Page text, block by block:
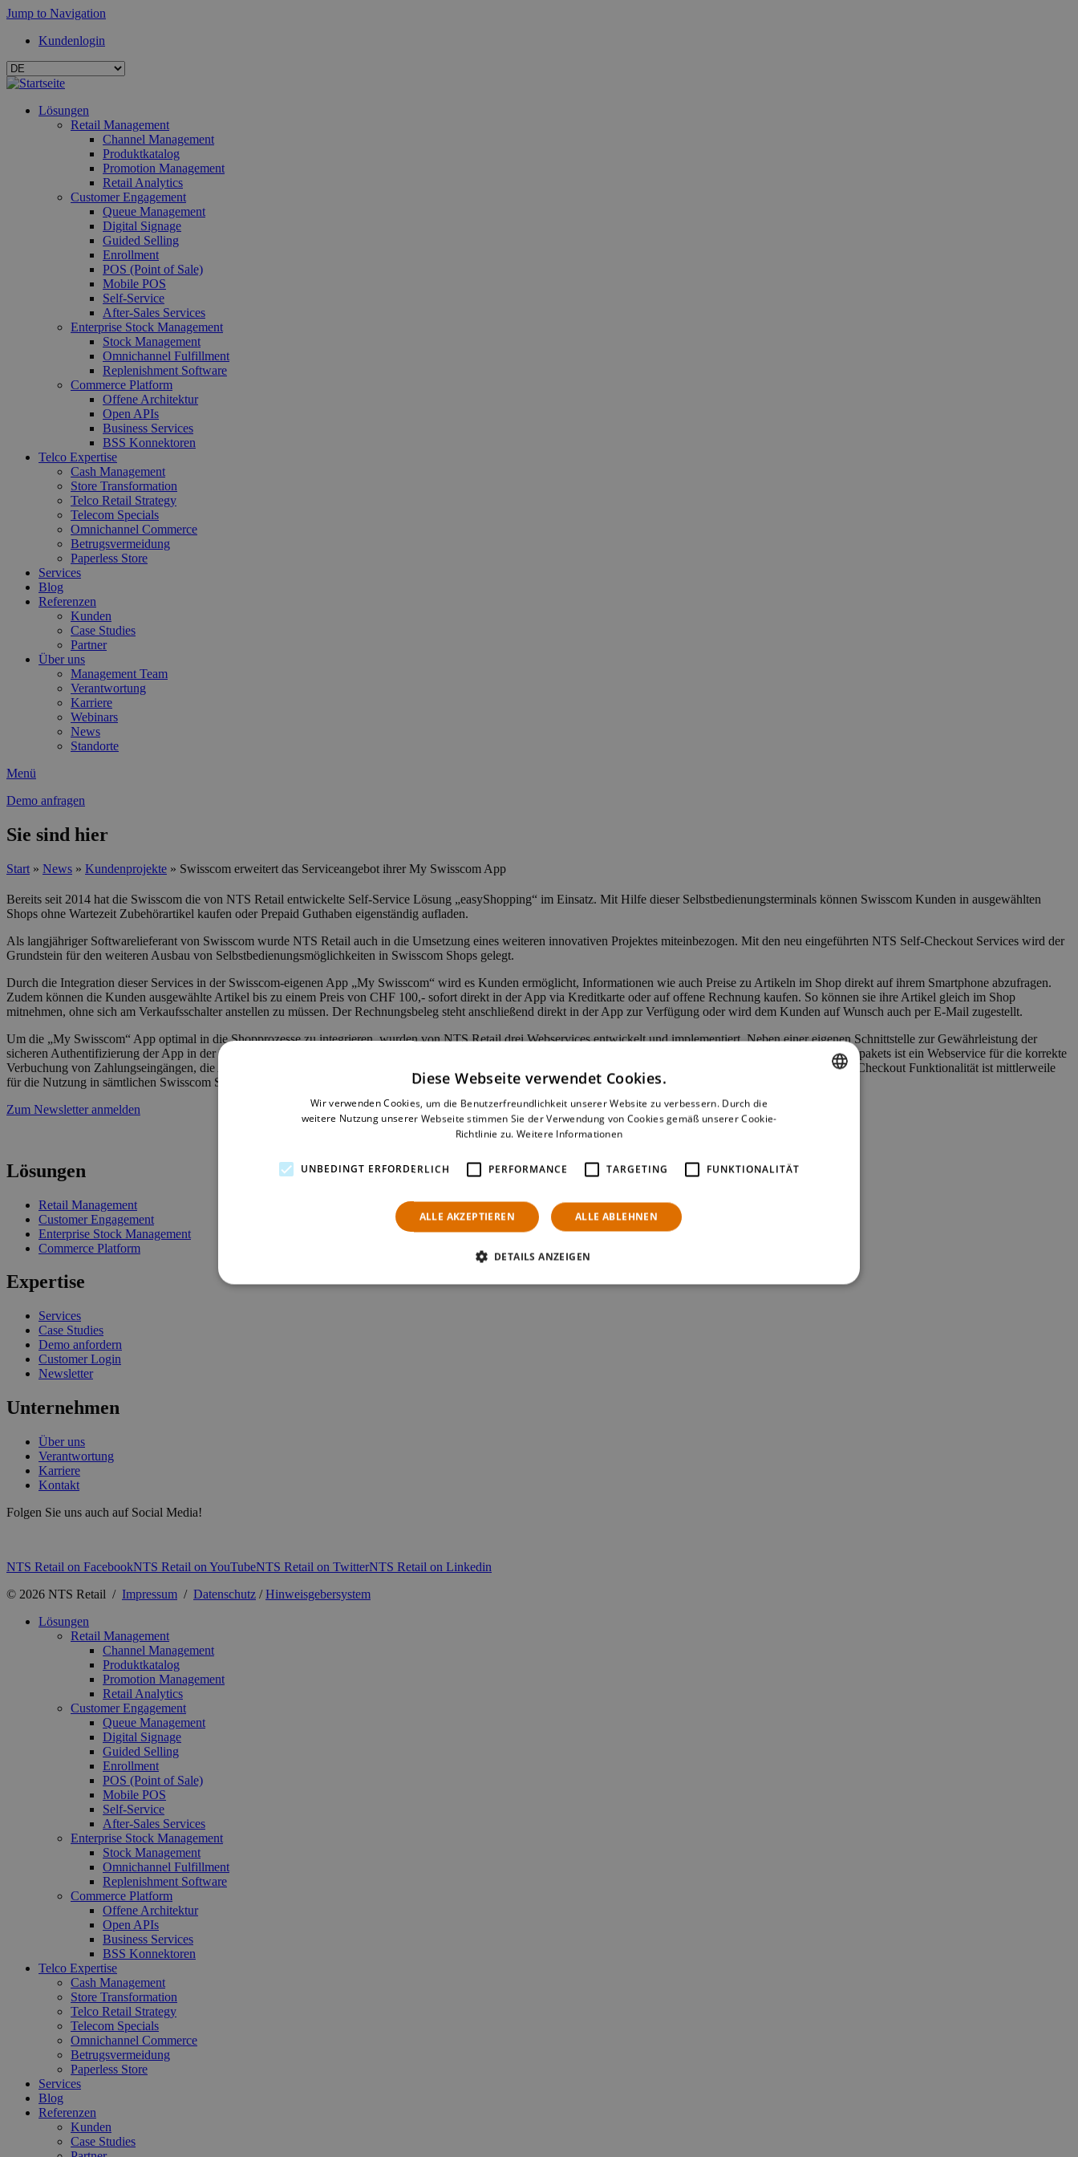
Jump to Navigation
Kundenlogin
Lösungen
Retail Management
Channel Management
Produktkatalog
Promotion Management
Retail Analytics
Customer Engagement
Queue Management
Digital Signage
Guided Selling
Enrollment
POS (Point of Sale)
Mobile POS
Self-Service
After-Sales Services
Enterprise Stock Management
Stock Management
Omnichannel Fulfillment
Replenishment Software
Commerce Platform
Offene Architektur
Open APIs
Business Services
BSS Konnektoren
Telco Expertise
Cash Management
Store Transformation
Telco Retail Strategy
Telecom Specials
Omnichannel Commerce
Betrugsvermeidung
Paperless Store
Services
Blog
Referenzen
Kunden
Case Studies
Partner
Über uns
Management Team
Verantwortung
Karriere
Webinars
News
Standorte
Menü
Demo anfragen
Sie sind hier
Start » News » Kundenprojekte » Swisscom erweitert das Serviceangebot ihrer My Swisscom App
Bereits seit 2014 hat die Swisscom die von NTS Retail entwickelte Self-Service Lösung „easyShopping“ im Einsatz. Mit Hilfe dieser Selbstbedienungsterminals können Swisscom Kunden in ausgewählten
Shops ohne Wartezeit Zubehörartikel kaufen oder Prepaid Guthaben eigenständig aufladen.
Als langjähriger Softwarelieferant von Swisscom wurde NTS Retail auch in die Umsetzung eines weiteren innovativen Projektes miteinbezogen. Mit den neu eingeführten NTS Self-Checkout Services wird der
Grundstein für den weiteren Ausbau von Selbstbedienungsmöglichkeiten in Swisscom Shops gelegt.
Durch die Integration dieser Services in der Swisscom-eigenen App „My Swisscom“ wird es Kunden ermöglicht, Informationen wie auch Preise zu Artikeln im Shop direkt auf ihrem Smartphone abzufragen.
Zudem können die Kunden ausgewählte Artikel bis zu einem Preis von CHF 100,- sofort direkt in der App via Kreditkarte oder auf offene Rechnung kaufen. So können sie ihre Artikel gleich im Shop
mitnehmen, ohne sich am Verkaufsschalter anstellen zu müssen. Der Rechnungsbeleg steht anschließend direkt in der App zur Verfügung oder wird dem Kunden auf Wunsch auch per E-Mail zugestellt.
Um die „My Swisscom“ App optimal in die Shopprozesse zu integrieren, wurden von NTS Retail drei Webservices entwickelt und implementiert. Neben einer eigenen Schnittstelle zur Gewährleistung der
sicheren Authentifizierung der App in der NTS Retail Umgebung liefert ein eigener Service entsprechende Artikelinformationen und Preise. Das Kernstück des Softwarepakets ist ein Webservice für die korrekte
Verbuchung von Zahlungseingängen, die Anpassung der Warenbestände sowie die nachgelagerte Integration zu SAP. Die „My Swisscom“ App inklusive der NTS Self-Checkout Funktionalität ist mittlerweile
für die Nutzung in sämtlichen Swisscom Shops verfügbar.
Zum Newsletter anmelden
Lösungen
Retail Management
Customer Engagement
Enterprise Stock Management
Commerce Platform
Expertise
Services
Case Studies
Demo anfordern
Customer Login
Newsletter
Unternehmen
Über uns
Verantwortung
Karriere
Kontakt
Folgen Sie uns auch auf Social Media!
NTS Retail on FacebookNTS Retail on YouTubeNTS Retail on TwitterNTS Retail on Linkedin
© 2026 NTS Retail / Impressum / Datenschutz /Hinweisgebersystem
Lösungen
Retail Management
Channel Management
Produktkatalog
Promotion Management
Retail Analytics
Customer Engagement
Queue Management
Digital Signage
Guided Selling
Enrollment
POS (Point of Sale)
Mobile POS
Self-Service
After-Sales Services
Enterprise Stock Management
Stock Management
Omnichannel Fulfillment
Replenishment Software
Commerce Platform
Offene Architektur
Open APIs
Business Services
BSS Konnektoren
Telco Expertise
Cash Management
Store Transformation
Telco Retail Strategy
Telecom Specials
Omnichannel Commerce
Betrugsvermeidung
Paperless Store
Services
Blog
Referenzen
Kunden
Case Studies
Diese Webseite verwendet Cookies.
Wir verwenden Cookies, um die Benutzerfreundlichkeit unserer Website zu verbessern. Durch die
weitere Nutzung unserer Webseite stimmen Sie der Verwendung von Cookies gemäß unserer Cookie-
Richtlinie zu. Weitere Informationen
UNBEDINGT ERFORDERLICH PERFORMANCE TARGETING FUNKTIONALITÄT
ALLE AKZEPTIEREN ALLE ABLEHNEN
DETAILS ANZEIGEN